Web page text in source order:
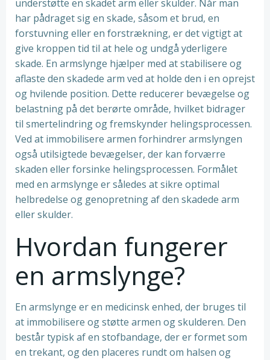
understøtte en skadet arm eller skulder. Når man
har pådraget sig en skade, såsom et brud, en
forstuvning eller en forstrækning, er det vigtigt at
give kroppen tid til at hele og undgå yderligere
skade. En armslynge hjælper med at stabilisere og
aflaste den skadede arm ved at holde den i en oprejst
og hvilende position. Dette reducerer bevægelse og
belastning på det berørte område, hvilket bidrager
til smertelindring og fremskynder helingsprocessen.
Ved at immobilisere armen forhindrer armslyngen
også utilsigtede bevægelser, der kan forværre
skaden eller forsinke helingsprocessen. Formålet
med en armslynge er således at sikre optimal
helbredelse og genopretning af den skadede arm
eller skulder.
Hvordan fungerer
en armslynge?
En armslynge er en medicinsk enhed, der bruges til
at immobilisere og støtte armen og skulderen. Den
består typisk af en stofbandage, der er formet som
en trekant, og den placeres rundt om halsen og